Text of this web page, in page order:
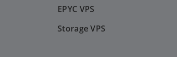
EPYC VPS
Storage VPS